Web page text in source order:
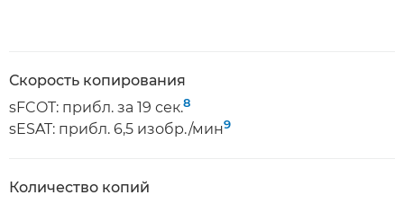
Скорость копирования
sFCOT: прибл. за 19 сек.8
sESAT: прибл. 6,5 изобр./мин9
Количество копий